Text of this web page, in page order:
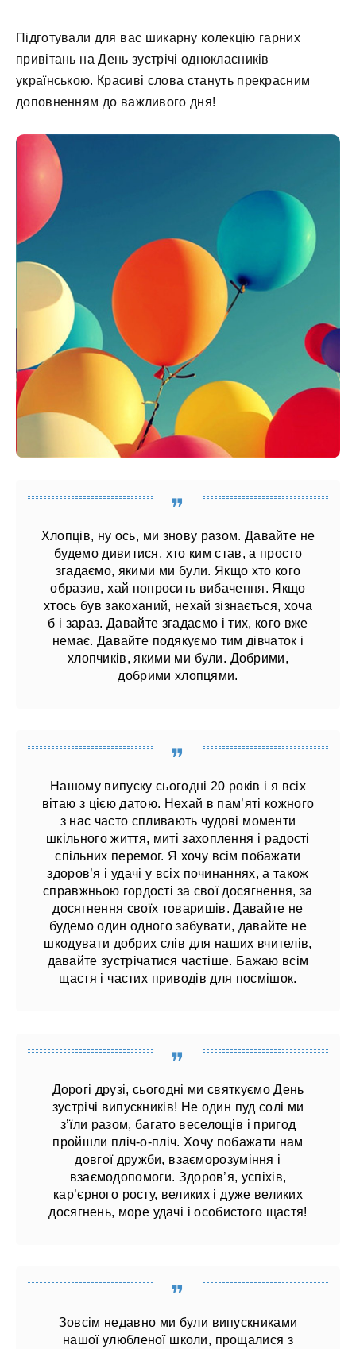
Підготували для вас шикарну колекцію гарних
привітань на День зустрічі однокласників
українською. Красиві слова стануть прекрасним
доповненням до важливого дня!
Хлопців, ну ось, ми знову разом. Давайте не
будемо дивитися, хто ким став, а просто
згадаємо, якими ми були. Якщо хто кого
образив, хай попросить вибачення. Якщо
хтось був закоханий, нехай зізнається, хоча
б і зараз. Давайте згадаємо і тих, кого вже
немає. Давайте подякуємо тим дівчаток і
хлопчиків, якими ми були. Добрими,
добрими хлопцями.
Нашому випуску сьогодні 20 років і я всіх
вітаю з цією датою. Нехай в пам’яті кожного
з нас часто спливають чудові моменти
шкільного життя, миті захоплення і радості
спільних перемог. Я хочу всім побажати
здоров’я і удачі у всіх починаннях, а також
справжньою гордості за свої досягнення, за
досягнення своїх товаришів. Давайте не
будемо один одного забувати, давайте не
шкодувати добрих слів для наших вчителів,
давайте зустрічатися частіше. Бажаю всім
щастя і частих приводів для посмішок.
Дорогі друзі, сьогодні ми святкуємо День
зустрічі випускників! Не один пуд солі ми
з’їли разом, багато веселощів і пригод
пройшли пліч-о-пліч. Хочу побажати нам
довгої дружби, взаєморозуміння і
взаємодопомоги. Здоров’я, успіхів,
кар’єрного росту, великих і дуже великих
досягнень, море удачі і особистого щастя!
Зовсім недавно ми були випускниками
нашої улюбленої школи, прощалися з